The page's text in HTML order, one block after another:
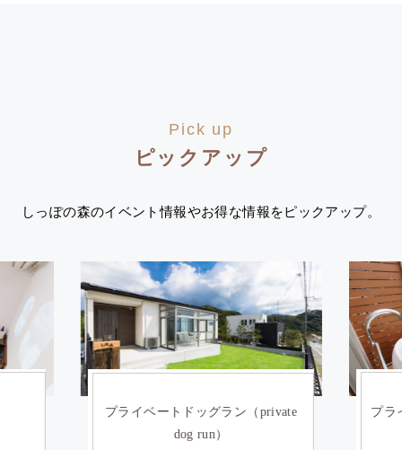
Pick up
ピックアップ
しっぽの森のイベント情報やお得な情報をピックアップ。
プライベートドッグラン（private
dog run）
プラ